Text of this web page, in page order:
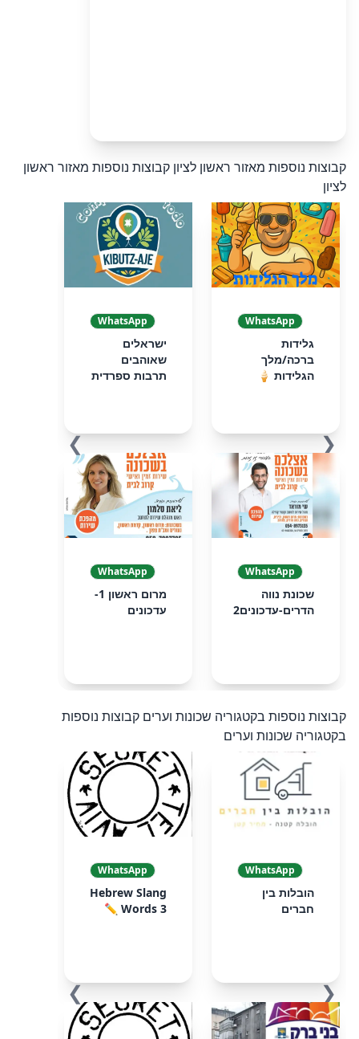
קבוצות נוספות מאזור ראשון לציון קבוצות נוספות מאזור ראשון
לציון
❮
WhatsApp
גלידות
ברכה/מלך
הגלידות 🍦
WhatsApp
ישראלים
שאוהבים
תרבות ספרדית
WhatsApp
שכונת נווה
הדרים-עדכונים2
WhatsApp
מרום ראשון 1-
עדכונים
❯
קבוצות נוספות בקטגוריה שכונות וערים קבוצות נוספות
בקטגוריה שכונות וערים
❮
WhatsApp
הובלות בין
חברים
WhatsApp
Hebrew Slang
Words 3 ✏️
❯